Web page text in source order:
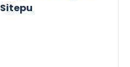
Sitepu